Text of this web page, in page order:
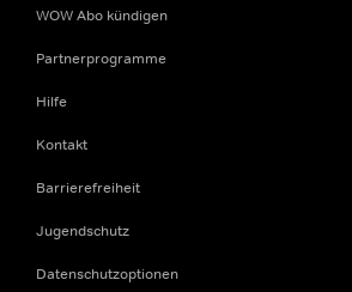
WOW Abo kündigen
Partnerprogramme
Hilfe
Kontakt
Barrierefreiheit
Jugendschutz
Datenschutzoptionen